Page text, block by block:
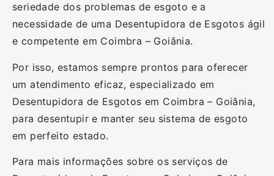
seriedade dos problemas de esgoto e a
necessidade de uma Desentupidora de Esgotos ágil
e competente em Coimbra – Goiânia.
Por isso, estamos sempre prontos para oferecer
um atendimento eficaz, especializado em
Desentupidora de Esgotos em Coimbra – Goiânia,
para desentupir e manter seu sistema de esgoto
em perfeito estado.
Para mais informações sobre os serviços de